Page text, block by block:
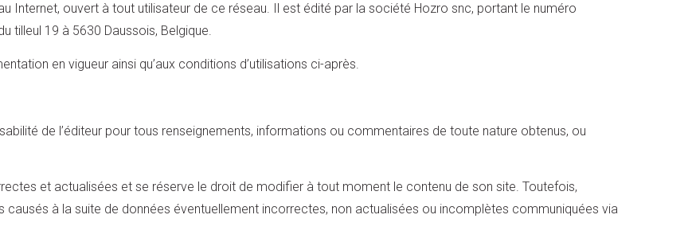
Internet, ouvert à tout utilisateur de ce réseau. Il est édité par la société Hozro snc, portant le numéro
tilleul 19 à 5630 Daussois, Belgique.
en vigueur ainsi qu’aux conditions d’utilisations ci-après.
de l’éditeur pour tous renseignements, informations ou commentaires de toute nature obtenus, ou
et actualisées et se réserve le droit de modifier à tout moment le contenu de son site. Toutefois,
causés à la suite de données éventuellement incorrectes, non actualisées ou incomplètes communiquées via